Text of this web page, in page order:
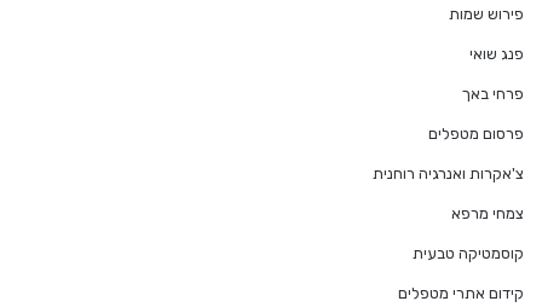
פירוש שמות
פנג שואי
פרחי באך
פרסום מטפלים
צ'אקרות ואנרגיה רוחנית
צמחי מרפא
קוסמטיקה טבעית
קידום אתרי מטפלים